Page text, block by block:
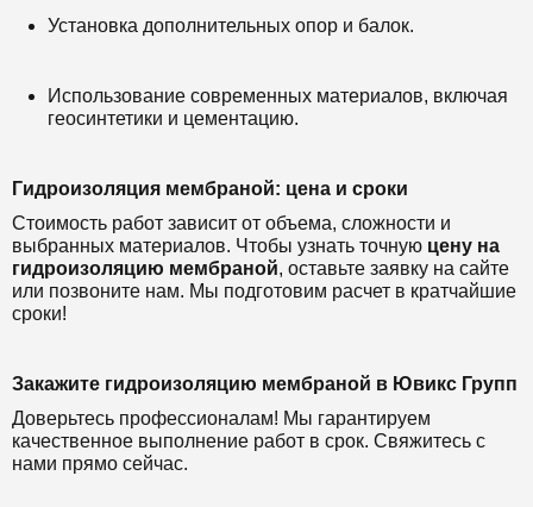
Установка дополнительных опор и балок.
Использование современных материалов, включая
геосинтетики и цементацию.
Гидроизоляция мембраной: цена и сроки
Стоимость работ зависит от объема, сложности и
выбранных материалов. Чтобы узнать точную цену на
гидроизоляцию мембраной, оставьте заявку на сайте
или позвоните нам. Мы подготовим расчет в кратчайшие
сроки!
Закажите гидроизоляцию мембраной в Ювикс Групп
Доверьтесь профессионалам! Мы гарантируем
качественное выполнение работ в срок. Свяжитесь с
нами прямо сейчас.